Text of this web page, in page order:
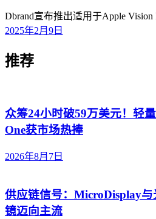
Dbrand宣布推出适用于Apple Vision
2025年2月9日
推荐
众筹24小时破59万美元！轻
One获市场热捧
2026年8月7日
供应链信号：MicroDisplay
镜迈向主流